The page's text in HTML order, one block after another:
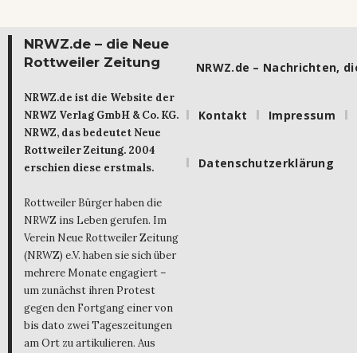
NRWZ.de – die Neue
Rottweiler Zeitung
NRWZ.de ist die Website der
NRWZ Verlag GmbH & Co. KG.
NRWZ, das bedeutet Neue
Rottweiler Zeitung. 2004
erschien diese erstmals.
Rottweiler Bürger haben die
NRWZ ins Leben gerufen. Im
Verein Neue Rottweiler Zeitung
(NRWZ) e.V. haben sie sich über
mehrere Monate engagiert –
um zunächst ihren Protest
gegen den Fortgang einer von
bis dato zwei Tageszeitungen
am Ort zu artikulieren. Aus
NRWZ.de – Nachrichten,
Kontakt Impressum
Datenschutzerklärung